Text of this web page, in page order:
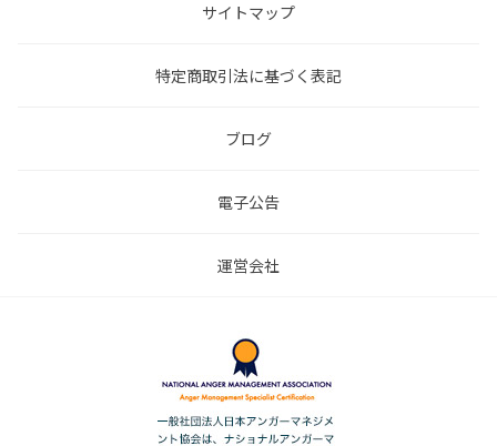
サイトマップ
特定商取引法に基づく表記
ブログ
電子公告
運営会社